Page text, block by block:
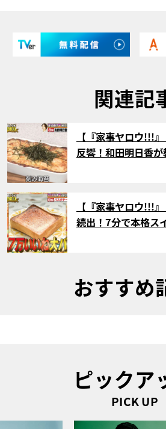
関連記
サムネイル
【『家事ヤロウ!!!
反響！和田明日香
サムネイル
【『家事ヤロウ!!!
続出！7分で本格ス
おすすめ
ピックア
PICK UP